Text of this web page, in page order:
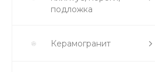
подложка
Керамогранит